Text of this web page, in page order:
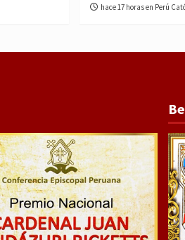
hace 17 horas en Perú